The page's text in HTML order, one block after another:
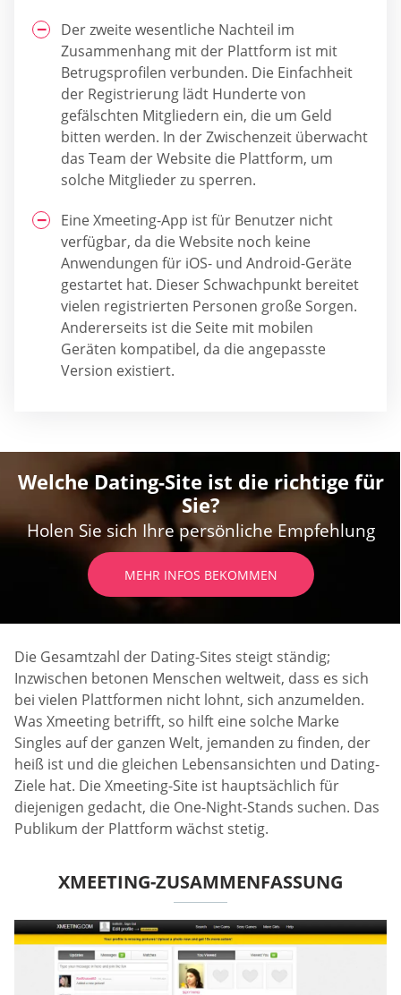
Der zweite wesentliche Nachteil im
Zusammenhang mit der Plattform ist mit
Betrugsprofilen verbunden. Die Einfachheit
der Registrierung lädt Hunderte von
gefälschten Mitgliedern ein, die um Geld
bitten werden. In der Zwischenzeit überwacht
das Team der Website die Plattform, um
solche Mitglieder zu sperren.
Eine Xmeeting-App ist für Benutzer nicht
verfügbar, da die Website noch keine
Anwendungen für iOS- und Android-Geräte
gestartet hat. Dieser Schwachpunkt bereitet
vielen registrierten Personen große Sorgen.
Andererseits ist die Seite mit mobilen
Geräten kompatibel, da die angepasste
Version existiert.
Welche Dating-Site ist die richtige für
Sie?
Holen Sie sich Ihre persönliche Empfehlung
MEHR INFOS BEKOMMEN
Die Gesamtzahl der Dating-Sites steigt ständig;
Inzwischen betonen Menschen weltweit, dass es sich
bei vielen Plattformen nicht lohnt, sich anzumelden.
Was Xmeeting betrifft, so hilft eine solche Marke
Singles auf der ganzen Welt, jemanden zu finden, der
heiß ist und die gleichen Lebensansichten und Dating-
Ziele hat. Die Xmeeting-Site ist hauptsächlich für
diejenigen gedacht, die One-Night-Stands suchen. Das
Publikum der Plattform wächst stetig.
XMEETING-ZUSAMMENFASSUNG